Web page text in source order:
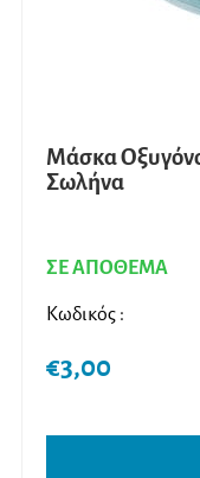
Μάσκα
Σωλήνα
ΣΕ ΑΠΟΘΕΜΑ
Κωδικός :
€3,00